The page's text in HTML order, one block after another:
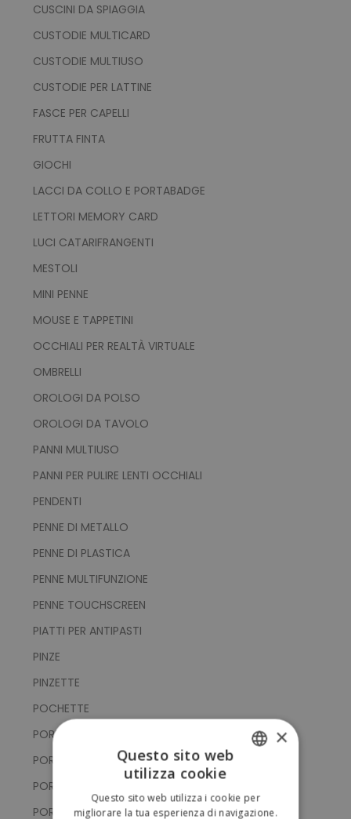
CUSCINI DA SPIAGGIA
CUSTODIE MULTICARD
CUSTODIE MULTIUSO
CUSTODIE PER LATTINE
FASCE PER CAPELLI
FRUTTA FINTA
GIOCHI
LACCI DA COLLO E PORTABADGE
LETTORI MEMORY CARD
LUCI CATARIFRANGENTI
MESTOLI
MINI PENNE
MOUSE E TAPPETINI
OCCHIALI PER REALTÀ VIRTUALE
OMBRELLI
OROLOGI DA POLSO
OROLOGI DA TAVOLO
PANNI MULTIUSO
PANNI PER PULIRE LENTI OCCHIALI
PENDENTI
PENNE DI METALLO
PENNE DI PLASTICA
PENNE MULTIFUNZIONE
PENNE TOUCHSCREEN
PIATTI PER ANTIPASTI
PINZE
PINZETTE
POCHETTE
PORTA CARTE DI CREDITO
PORTA CELLULARE
PORTACHIAVI CON GETTONE
PORTACHIAVI CON PUNTATORE TOUCHENGLISH
×
Questo sito web
utilizza cookie
Questo sito web utilizza i cookie per
migliorare la tua esperienza di navigazione.